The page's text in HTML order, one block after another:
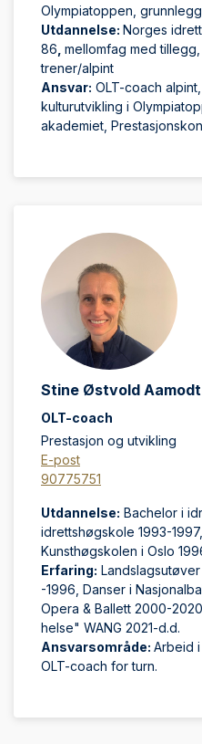
Olympiatoppen,
Utdannelse: Norges
86 mellomfag med
trener/alpint
Ansvar: OLT-coach
kulturutvikling i
akademiet,
Stine Østvold Aamodt
OLT-coach
Prestasjon og utvikling
E-post
90775751
Utdannelse: Bachelor i
idrettshøgskole 1993-
Kunsthøgskolen i Oslo
Erfaring:
-1996, Danser i
Opera & Ballett 2000-
helse" WANG 2021-d.d.
Ansvarsområde: Arbeid
OLT-coach for turn.